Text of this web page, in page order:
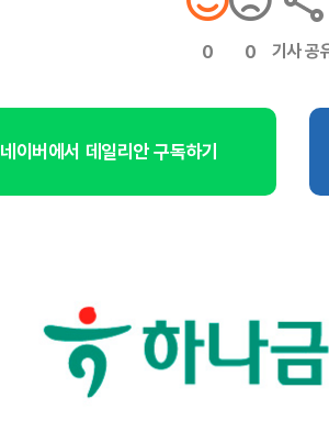
0 0 기사 공
네이버에서 데일리안 구독하기